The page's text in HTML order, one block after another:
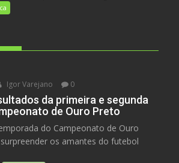
Igor Varejano 0
da primeira e segunda
de Ouro Preto
do Campeonato de Ouro
os amantes do futebol